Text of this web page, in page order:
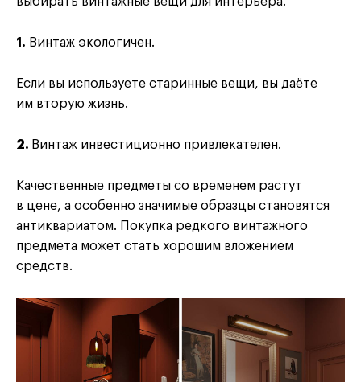
1. Винтаж экологичен.
Если вы используете старинные вещи, вы даёте
им вторую жизнь.
2. Винтаж инвестиционно привлекателен.
Качественные предметы со временем растут
в цене, а особенно значимые образцы становятся
антиквариатом. Покупка редкого винтажного
предмета может стать хорошим вложением
средств.